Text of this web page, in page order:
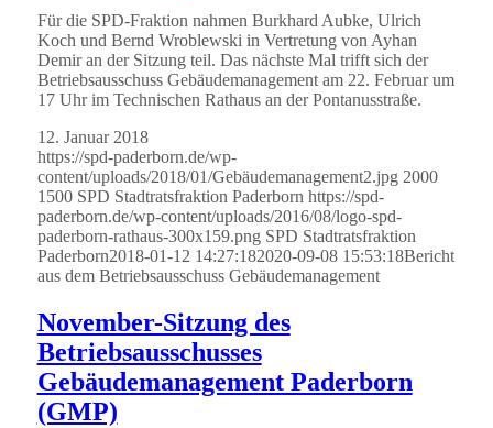
Für die SPD-Fraktion nahmen Burkhard Aubke, Ulrich
Koch und Bernd Wroblewski in Vertretung von Ayhan
Demir an der Sitzung teil. Das nächste Mal trifft sich der
Betriebsausschuss Gebäudemanagement am 22. Februar um
17 Uhr im Technischen Rathaus an der Pontanusstraße.
12. Januar 2018
https://spd-paderborn.de/wp-
content/uploads/2018/01/Gebäudemanagement2.jpg 2000
1500 SPD Stadtratsfraktion Paderborn https://spd-
paderborn.de/wp-content/uploads/2016/08/logo-spd-
paderborn-rathaus-300x159.png SPD Stadtratsfraktion
Paderborn2018-01-12 14:27:182020-09-08 15:53:18Bericht
aus dem Betriebsausschuss Gebäudemanagement
November-Sitzung des
Betriebsausschusses
Gebäudemanagement Paderborn
(GMP)